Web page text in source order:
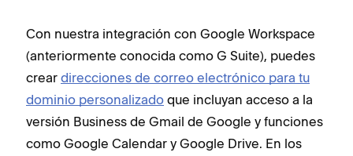
Con nuestra integración con Google Workspace
(anteriormente conocida como G Suite), puedes
crear direcciones de correo electrónico para tu
dominio personalizado que incluyan acceso a la
versión Business de Gmail de Google y funciones
como Google Calendar y Google Drive. En los